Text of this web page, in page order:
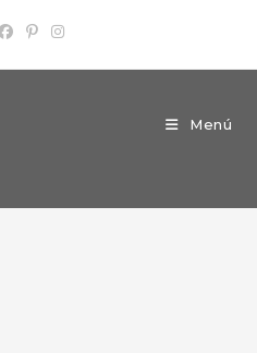
Menú